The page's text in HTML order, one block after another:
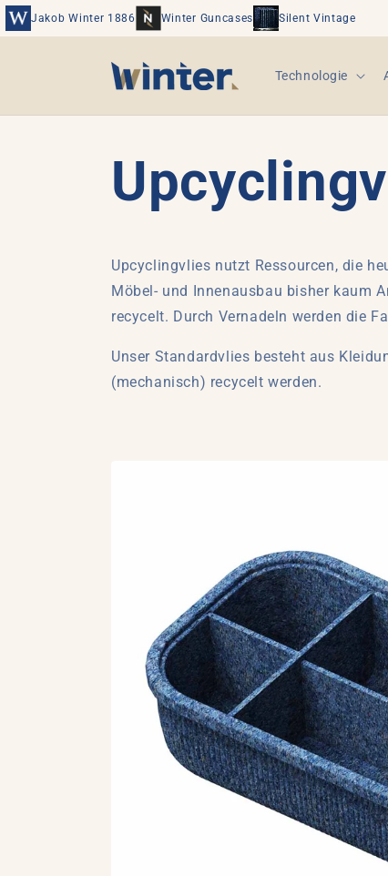
zum
Inhalt
Jakob Winter 1886 Winter Guncases Silent Vintage
Technologie
Upcyclingvlies nutzt Ressourcen, die
Möbel- und Innenausbau bisher kaum
recycelt. Durch Vernadeln werden die
Unser Standardvlies besteht aus
(mechanisch) recycelt werden.